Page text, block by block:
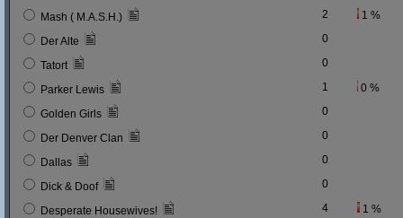
Mash ( M.A.S.H.) 2 1 %
Der Alte 0
Tatort 0
Parker Lewis 1 0 %
Golden Girls 0
Der Denver Clan 0
Dallas 0
Dick & Doof 0
Desperate Housewives! 4 1 %